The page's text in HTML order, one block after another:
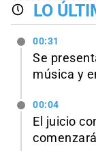
LO
00:31
Se
música y
00:04
El juicio